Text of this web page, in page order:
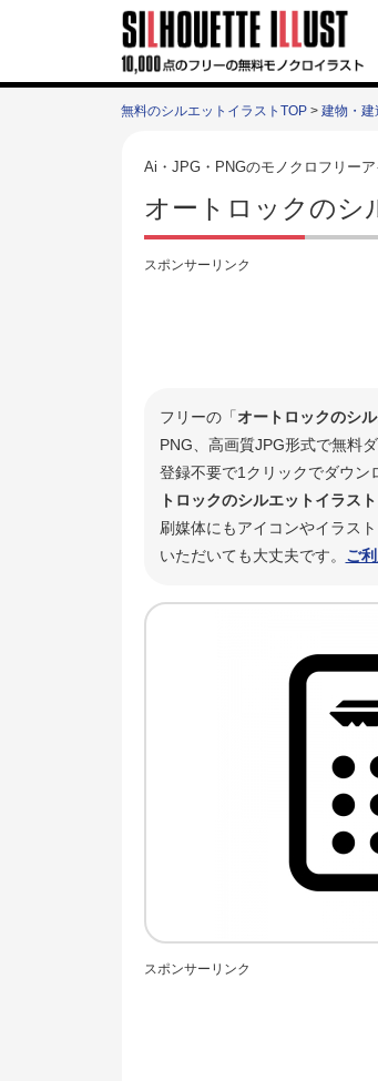
無料のシルエットイラストTOP > 建物・建
Ai・JPG・PNGのモノクロフリーア
オートロックのシ
スポンサーリンク
フリーの「オートロックのシ
PNG、高画質JPG形式で無料
登録不要で1クリックでダウン
トロックのシルエットイラスト
刷媒体にもアイコンやイラス
いただいても大丈夫です。 ご
スポンサーリンク